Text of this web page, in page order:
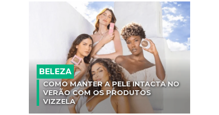
BELEZA
COMO MANTER A PELE INTACTA NO
VERÃO COM OS PRODUTOS
VIZZELA